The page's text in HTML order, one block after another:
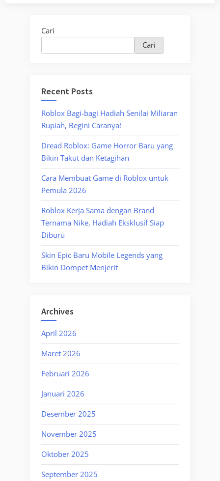
Cari
Cari
Recent Posts
Roblox Bagi-bagi Hadiah Senilai Miliaran
Rupiah, Begini Caranya!
Dread Roblox: Game Horror Baru yang
Bikin Takut dan Ketagihan
Cara Membuat Game di Roblox untuk
Pemula 2026
Roblox Kerja Sama dengan Brand
Ternama Nike, Hadiah Eksklusif Siap
Diburu
Skin Epic Baru Mobile Legends yang
Bikin Dompet Menjerit
Archives
April 2026
Maret 2026
Februari 2026
Januari 2026
Desember 2025
November 2025
Oktober 2025
September 2025